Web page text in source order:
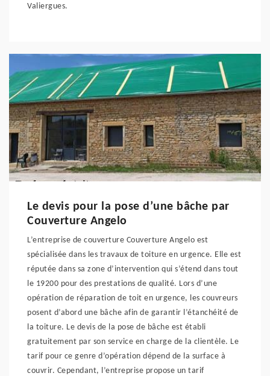
Valiergues.
Le devis pour la pose d’une bâche par
Couverture Angelo
L’entreprise de couverture Couverture Angelo est
spécialisée dans les travaux de toiture en urgence. Elle est
réputée dans sa zone d’intervention qui s’étend dans tout
le 19200 pour des prestations de qualité. Lors d’une
opération de réparation de toit en urgence, les couvreurs
posent d’abord une bâche afin de garantir l’étanchéité de
la toiture. Le devis de la pose de bâche est établi
gratuitement par son service en charge de la clientèle. Le
tarif pour ce genre d’opération dépend de la surface à
couvrir. Cependant, l’entreprise propose un tarif